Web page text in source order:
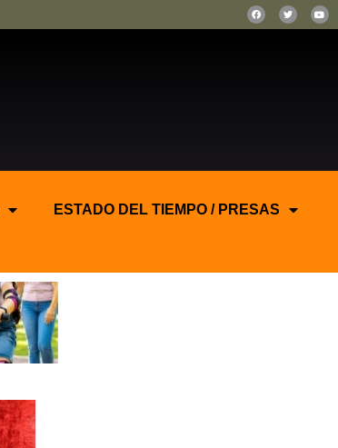
ESTADO DEL TIEMPO / PRESAS